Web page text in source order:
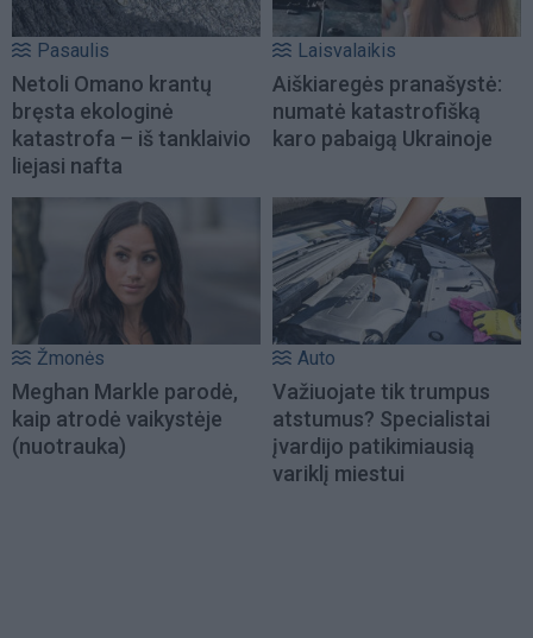
Pasaulis
Netoli Omano krantų
bręsta ekologinė
katastrofa – iš tanklaivio
liejasi nafta
Laisvalaikis
Aiškiaregės pranašystė:
numatė katastrofišką
karo pabaigą Ukrainoje
Žmonės
Meghan Markle parodė,
kaip atrodė vaikystėje
(nuotrauka)
Auto
Važiuojate tik trumpus
atstumus? Specialistai
įvardijo patikimiausią
variklį miestui